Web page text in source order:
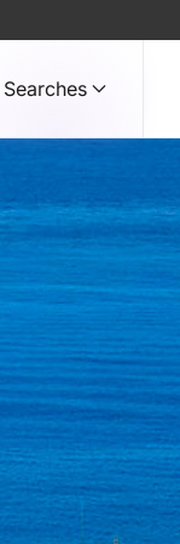
Searches